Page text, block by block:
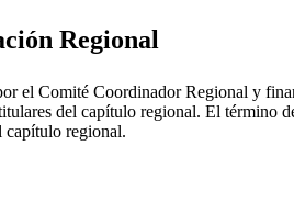
Regional
el Comité Coordinador Regional y
del capítulo regional. El término
capítulo regional.